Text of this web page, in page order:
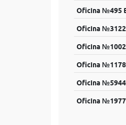
Oficina №495
Oficina №3122
Oficina №1002
Oficina №1178
Oficina
Oficina №1977